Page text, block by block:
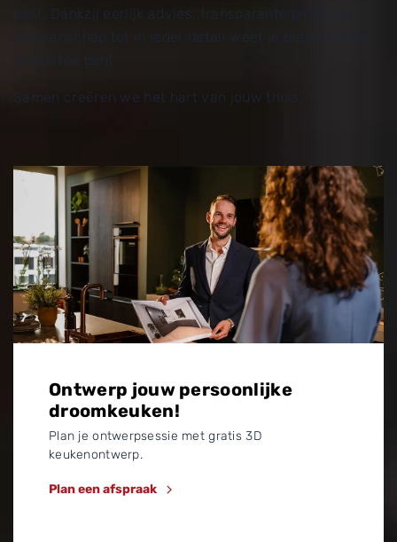
past. Dankzij eerlijk advies, transparante prijzen en
vakmanschap tot in ieder detail weet je precies waar
je aan toe bent.
Samen creëren we het hart van jouw thuis.
Uitgelicht
Ontwerp jouw persoonlijke
droomkeuken!
Plan je ontwerpsessie met gratis 3D
keukenontwerp.
Plan een afspraak